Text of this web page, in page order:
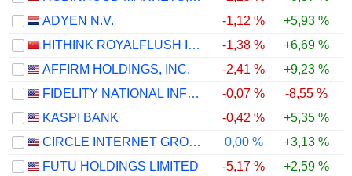
ADYEN N.V.
-1,12 % +5,93 %
HITHINK ROYALFLUSH INFORMATION NETWORK CO., LTD.
-1,38 % +6,69 %
AFFIRM HOLDINGS, INC.
-2,41 % +9,23 %
FIDELITY NATIONAL INFORMATION SERVICES, INC.
-0,07 % -8,55 %
KASPI BANK
-0,42 % +5,35 %
CIRCLE INTERNET GROUP, INC.
0,00 % +3,13 %
FUTU HOLDINGS LIMITED
-5,17 % +2,59 %